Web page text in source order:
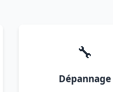
🔧
Dépannage